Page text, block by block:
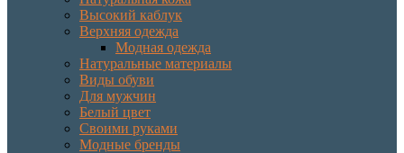
Высокий каблук
Верхняя одежда
Модная одежда
Натуральные материалы
Виды обуви
Для мужчин
Белый цвет
Своими руками
Модные бренды